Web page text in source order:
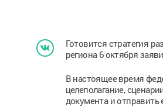
Готовится стратегия
региона 6 октября
В настоящее время
целеполагание,
документа и отправить